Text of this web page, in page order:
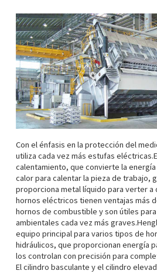
Con el énfasis en la protección del
utiliza cada vez más estufas
calentamiento, que convierte la
calor para calentar la pieza de trabajo,
proporciona metal líquido para verter a
hornos eléctricos tienen ventajas más
hornos de combustible y son útiles
ambientales cada vez más
equipo principal para varios tipos de
hidráulicos, que proporcionan energía
los controlan con precisión para
El cilindro basculante y el cilindro